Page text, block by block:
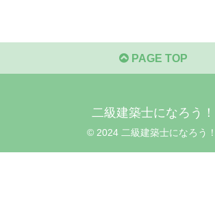
PAGE TOP
二級建築士になろう！
© 2024 二級建築士になろう！.